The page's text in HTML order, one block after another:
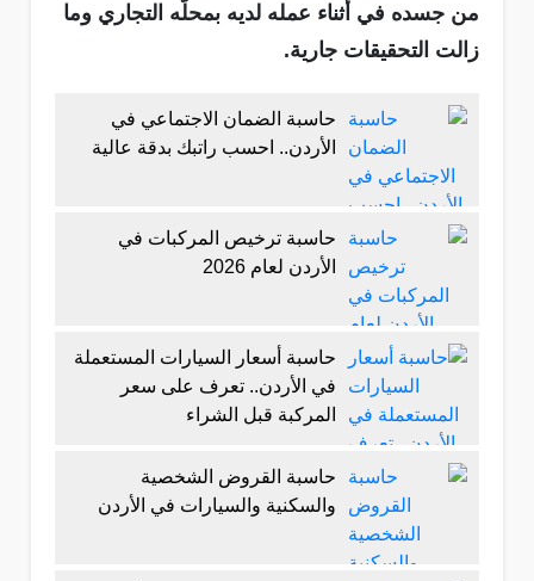
من جسده في أثناء عمله لديه بمحلّه التجاري وما
زالت التحقيقات جارية.
حاسبة الضمان الاجتماعي في
الأردن.. احسب راتبك بدقة عالية
حاسبة ترخيص المركبات في
الأردن لعام 2026
حاسبة أسعار السيارات المستعملة
في الأردن.. تعرف على سعر
المركبة قبل الشراء
حاسبة القروض الشخصية
والسكنية والسيارات في الأردن